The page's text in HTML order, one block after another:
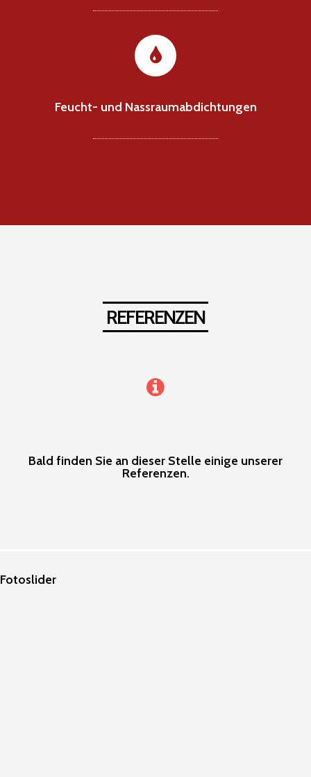
Feucht- und Nassraumabdichtungen
REFERENZEN
Bald finden Sie an dieser Stelle einige unserer
Referenzen.
Fotoslider